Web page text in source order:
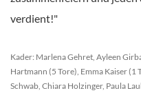
verdient!"
Kader: Marlena Gehret, Ayleen
Hartmann (5 Tore), Emma Kaiser (1
Schwab, Chiara Holzinger, Paula